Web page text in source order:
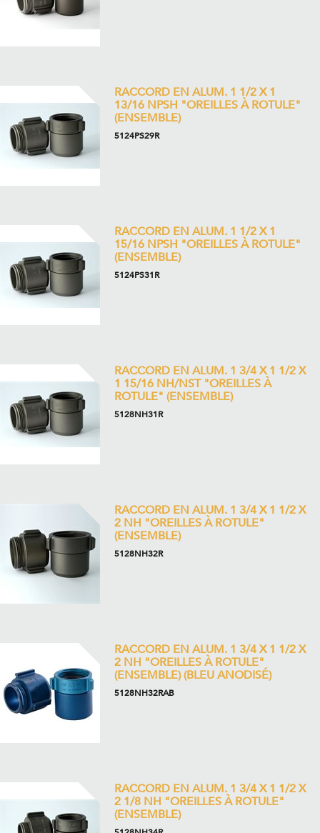
RACCORD EN ALUM. 1 1/2 X 1
13/16 NPSH "OREILLES À ROTULE"
(ENSEMBLE)
5124PS29R
RACCORD EN ALUM. 1 1/2 X 1
15/16 NPSH "OREILLES À ROTULE"
(ENSEMBLE)
5124PS31R
RACCORD EN ALUM. 1 3/4 X 1 1/2 X
1 15/16 NH/NST "OREILLES À
ROTULE" (ENSEMBLE)
5128NH31R
RACCORD EN ALUM. 1 3/4 X 1 1/2 X
2 NH "OREILLES À ROTULE"
(ENSEMBLE)
5128NH32R
RACCORD EN ALUM. 1 3/4 X 1 1/2 X
2 NH "OREILLES À ROTULE"
(ENSEMBLE) (BLEU ANODISÉ)
5128NH32RAB
RACCORD EN ALUM. 1 3/4 X 1 1/2 X
2 1/8 NH "OREILLES À ROTULE"
(ENSEMBLE)